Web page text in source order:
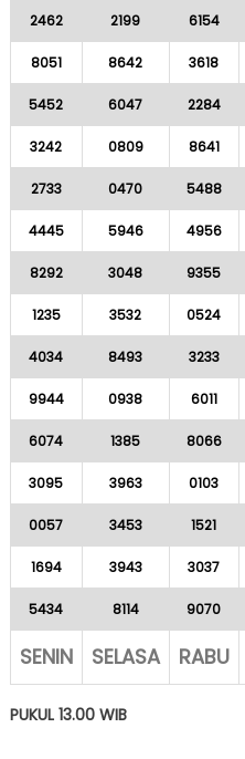
2462 2199 6154
8051 8642 3618
5452 6047 2284
3242 0809 8641
2733 0470 5488
4445 5946 4956
8292 3048 9355
1235 3532 0524
4034 8493 3233
9944 0938 6011
6074 1385 8066
3095 3963 0103
0057 3453 1521
1694 3943 3037
5434 8114 9070
SENIN SELASA RABU
PUKUL 13.00 WIB